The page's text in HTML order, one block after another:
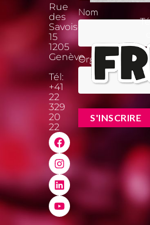
Rue
des
Savoises
15
1205
Genève
Tél:
+41
22
329
20
22
Nom
Organisation